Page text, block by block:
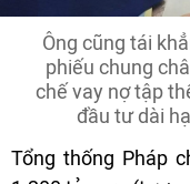
Ông cũng tái
phiếu chung
chế vay nợ tập
đầu tư dài
Tổng thống Pháp